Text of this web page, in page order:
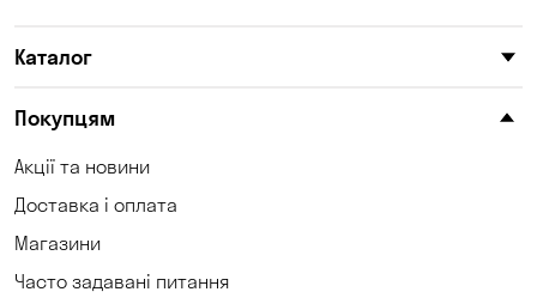
Корсунці
Коцюбинське
Каталог
Покупцям
Акції та новини
Доставка і оплата
Магазини
Часто задавані питання